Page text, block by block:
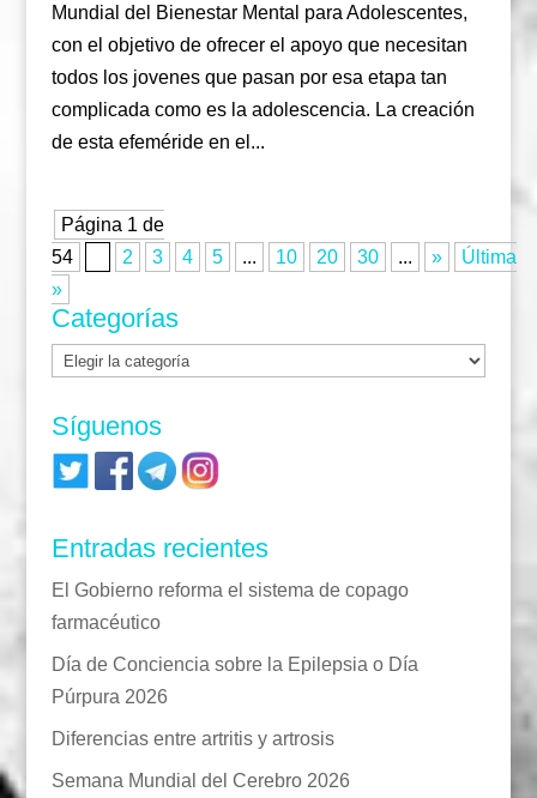
Mundial del Bienestar Mental para Adolescentes,
con el objetivo de ofrecer el apoyo que necesitan
todos los jovenes que pasan por esa etapa tan
complicada como es la adolescencia. La creación
de esta efeméride en el...
Página 1 de
54
2 3 4 5 ... 10 20 30 ... »
Última
»
Categorías
Categorías
Síguenos
Entradas recientes
El Gobierno reforma el sistema de copago
farmacéutico
Día de Conciencia sobre la Epilepsia o Día
Púrpura 2026
Diferencias entre artritis y artrosis
Semana Mundial del Cerebro 2026